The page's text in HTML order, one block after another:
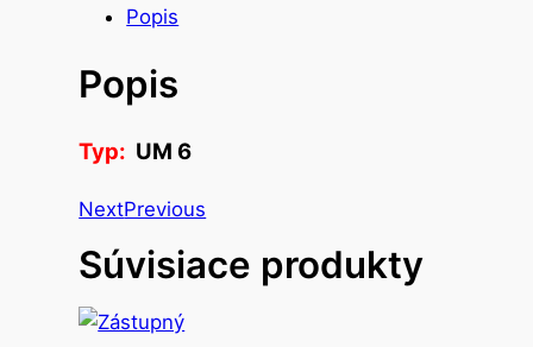
t
o
t
l
e
o
e
Popis
Popis
Typ: UM 6
NextPrevious
Súvisiace produkty